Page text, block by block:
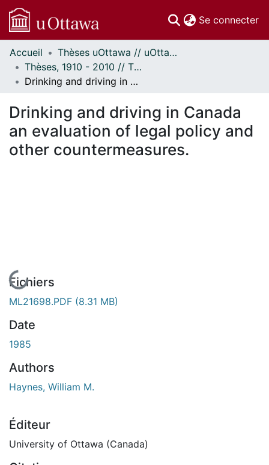
Se connecter
Communautés
et collections
Parcourir
À propos
Accueil
Thèses uOttawa // uOttawa Theses
Thèses, 1910 - 2010 // Theses, 1910 - 2010
Drinking and driving in Canada an evaluation of legal policy and other countermeasures.
Drinking and driving in Canada
an evaluation of legal policy and
other countermeasures.
En cours de chargement...
Fichiers
ML21698.PDF (8.31 MB)
Date
1985
Authors
Haynes, William M.
Éditeur
University of Ottawa (Canada)